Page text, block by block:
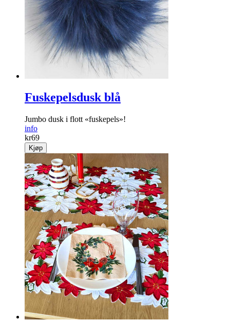
Fuskepelsdusk blå
Jumbo dusk i flott «fuskepels»!
info
kr69
Kjøp